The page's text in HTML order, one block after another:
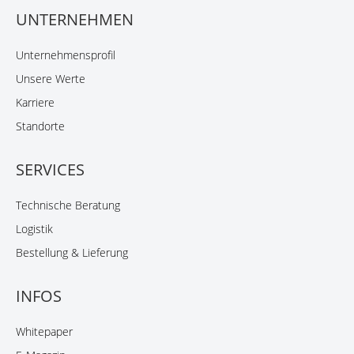
UNTERNEHMEN
Unternehmensprofil
Unsere Werte
Karriere
Standorte
SERVICES
Technische Beratung
Logistik
Bestellung & Lieferung
INFOS
Whitepaper